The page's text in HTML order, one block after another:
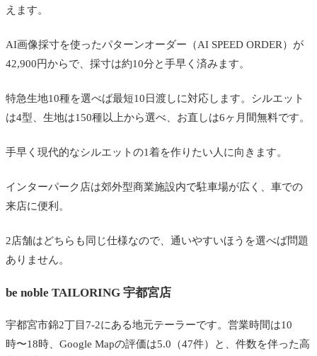
えます。
AI画像採寸を使ったパターンオーダー（AI SPEED ORDER）が
42,900円からで、採寸は約10分と手早く済みます。
特急生地10種を選べば最短10日渡しに対応します。シルエット
は4型、生地は150種以上から選べ、お直しは6ヶ月間無料です。
手早く現代的なシルエットの1着を作りたい人に向きます。
インターパーク店は郊外型商業施設内で駐車場が広く、車での
来店に便利。
2店舗はどちらも同じ仕様なので、通いやすいほうを選べば問題
ありません。
be noble TAILORING 宇都宮店
宇都宮市錦2丁目7-2にある地元テーラーです。営業時間は10
時〜18時、Google Mapの評価は5.0（47件）と、件数を伴った高